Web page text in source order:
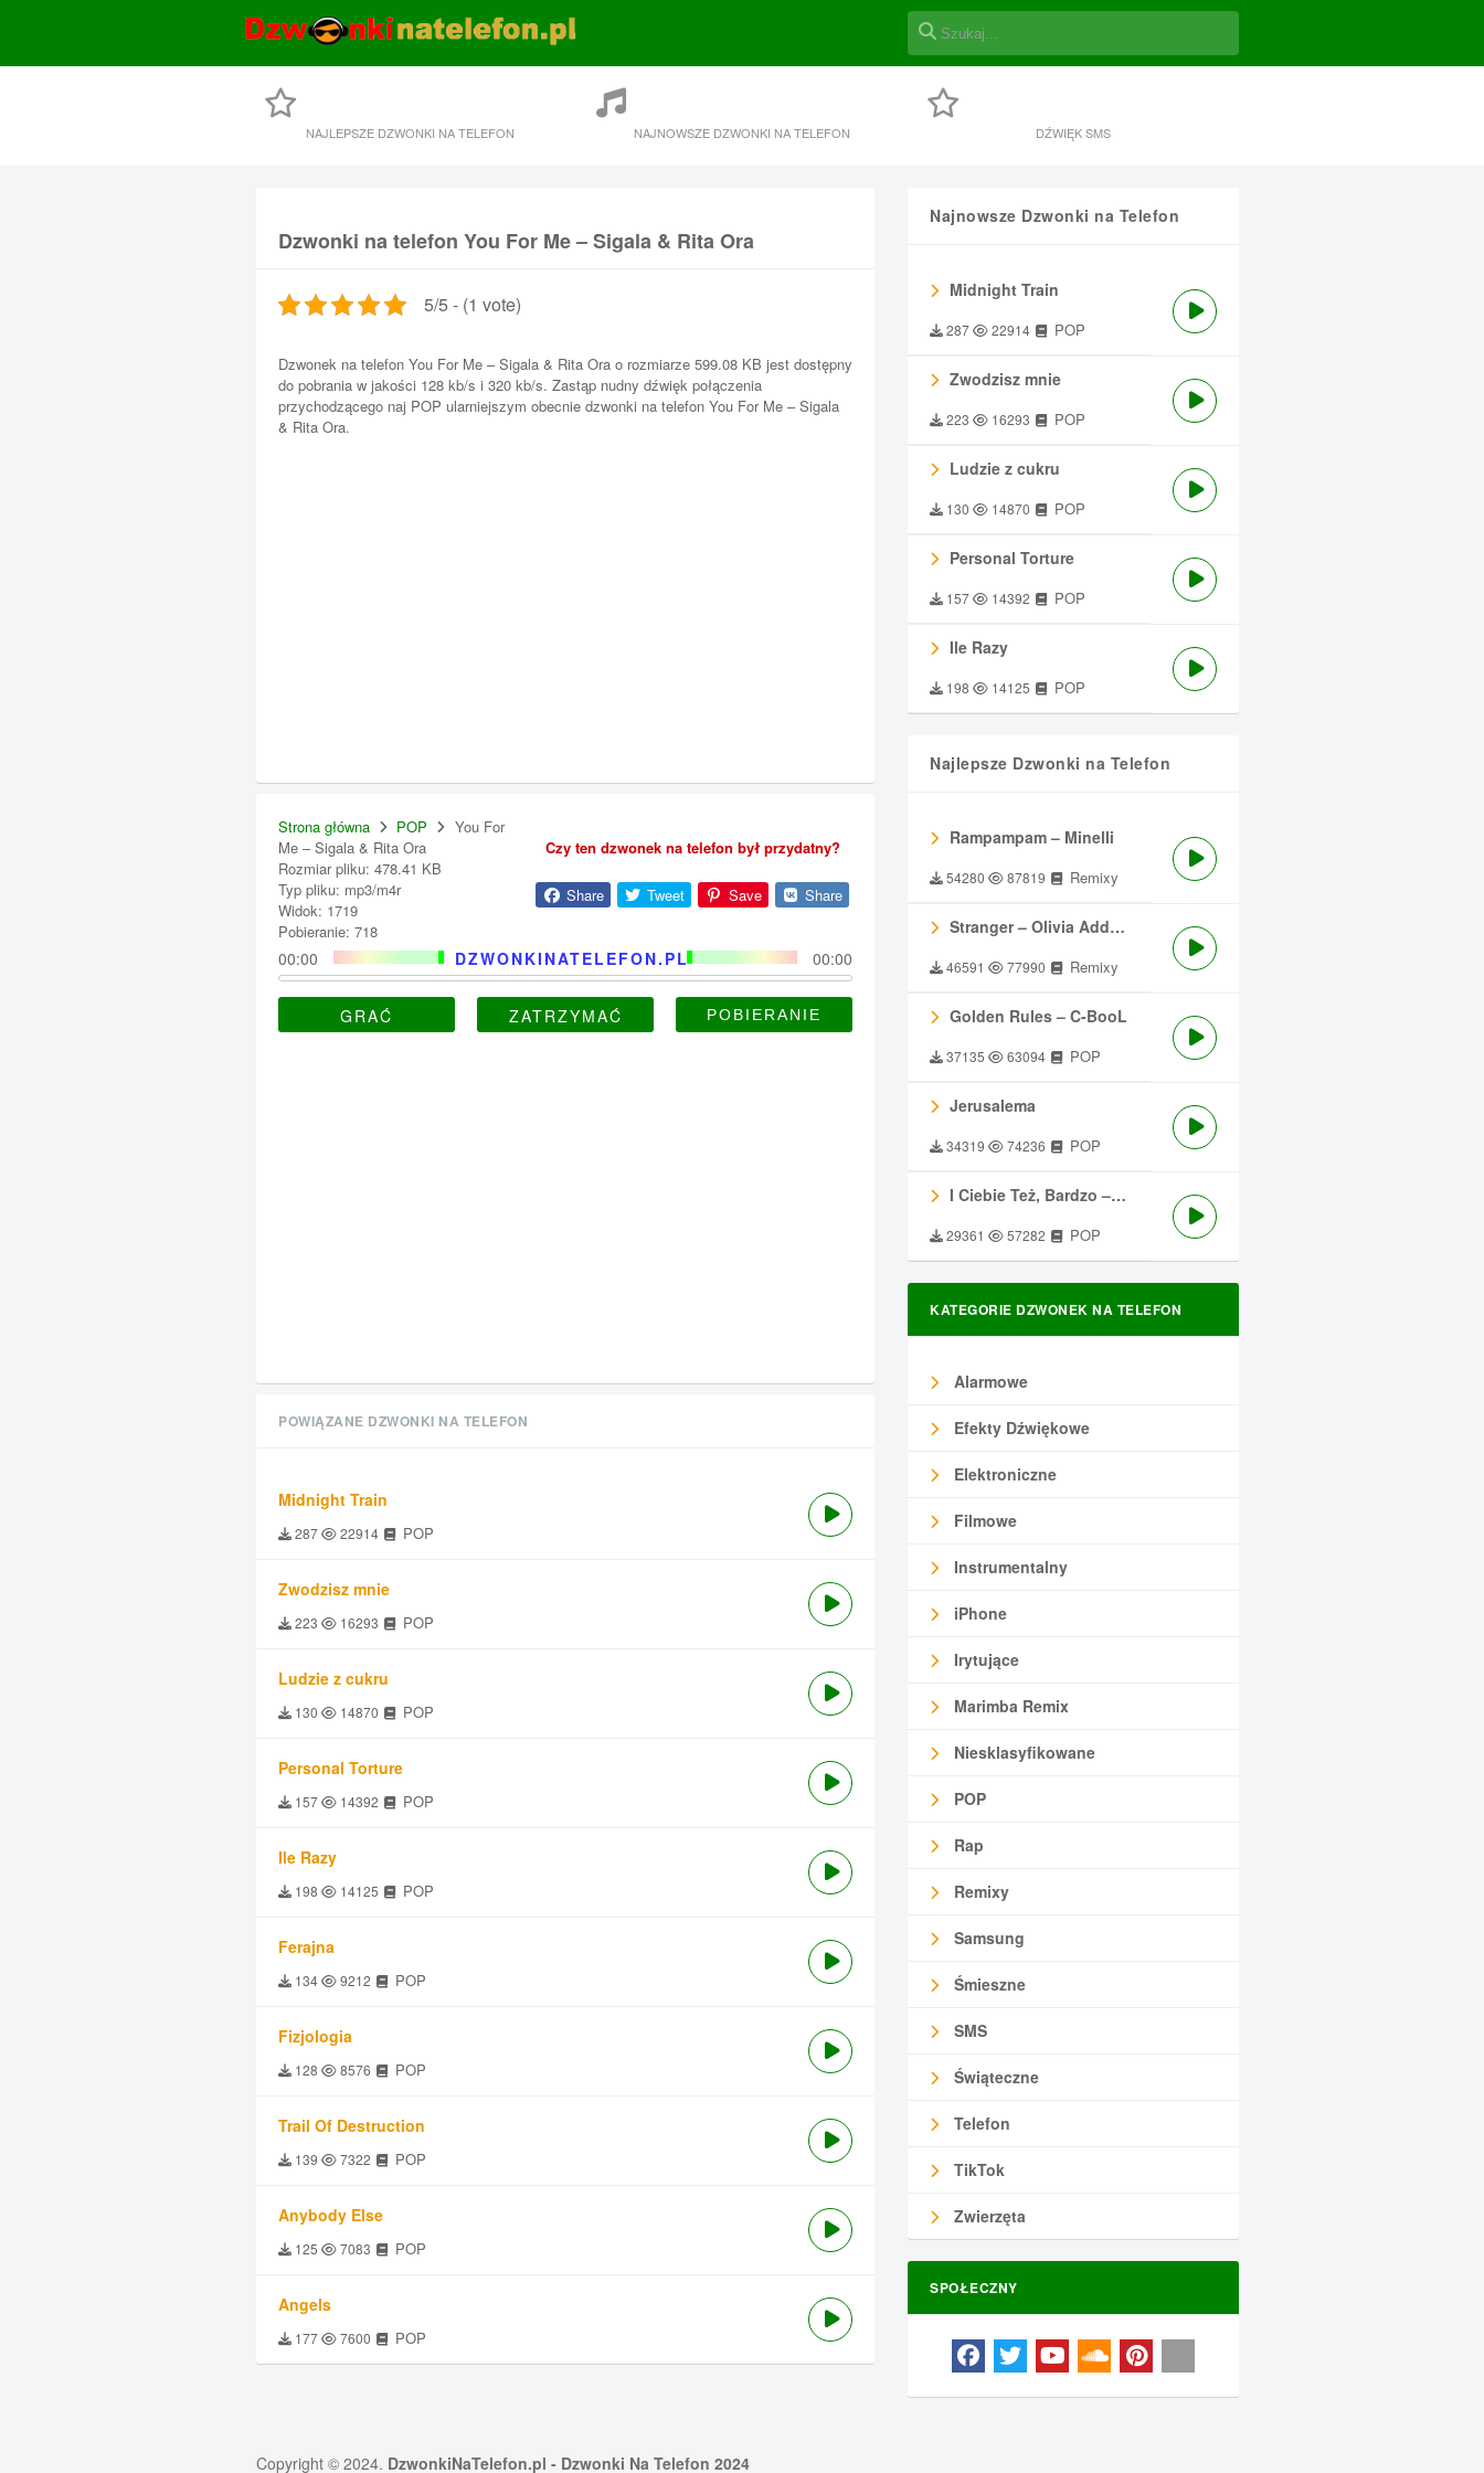
NAJLEPSZE DZWONKI NA TELEFON NAJNOWSZE DZWONKI NA TELEFON DŹWIĘK SMS
Dzwonki na telefon You For Me – Sigala & Rita Ora
5/5 - (1 vote)
Dzwonek na telefon You For Me – Sigala & Rita Ora o rozmiarze 599.08 KB jest dostępny
do pobrania w jakości 128 kb/s i 320 kb/s. Zastąp nudny dźwięk połączenia
przychodzącego naj POP ularniejszym obecnie dzwonki na telefon You For Me – Sigala
& Rita Ora.
Strona główna POP
You For
Me – Sigala & Rita Ora
Rozmiar pliku: 478.41 KB
Typ pliku: mp3/m4r
Widok: 1719
Pobieranie: 718
Czy ten dzwonek na telefon był przydatny?
Share Tweet Save Share
DZWONKINATELEFON.PL
00:00 00:00
GRAĆ ZATRZYMAĆ
Najnowsze Dzwonki na Telefon
Midnight Train
287 22914 POP
Zwodzisz mnie
223 16293 POP
Ludzie z cukru
130 14870 POP
Personal Torture
157 14392 POP
Ile Razy
198 14125 POP
Najlepsze Dzwonki na Telefon
Rampampam – Minelli
54280 87819 Remixy
Stranger – Olivia Addams
46591 77990 Remixy
Golden Rules – C-BooL
37135 63094 POP
Jerusalema
34319 74236 POP
I Ciebie Też, Bardzo – Męskie Granie
29361 57282 POP
KATEGORIE DZWONEK NA TELEFON
Alarmowe
Efekty Dźwiękowe
Elektroniczne
Filmowe
Instrumentalny
iPhone
Irytujące
Marimba Remix
Niesklasyfikowane
POP
Rap
Remixy
Samsung
Śmieszne
SMS
Świąteczne
Telefon
TikTok
Zwierzęta
SPOŁECZNY
POWIĄZANE DZWONKI NA TELEFON
Midnight Train
287 22914 POP
Zwodzisz mnie
223 16293 POP
Ludzie z cukru
130 14870 POP
Personal Torture
157 14392 POP
Ile Razy
198 14125 POP
Ferajna
134 9212 POP
Fizjologia
128 8576 POP
Trail Of Destruction
139 7322 POP
Anybody Else
125 7083 POP
Angels
177 7600 POP
Copyright © 2024. DzwonkiNaTelefon.pl - Dzwonki Na Telefon 2024